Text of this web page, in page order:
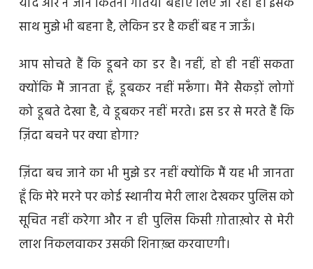
साथ मुझे भी बहना है, लेकिन डर है कहीं बह न जाऊँ।
आप सोचते हैं कि डूबने का डर है। नहीं, हो ही नहीं सकता
क्योंकि मैं जानता हूँ, डूबकर नहीं मरूँगा। मैंने सैकड़ों लोगों
को डूबते देखा है, वे डूबकर नहीं मरते। इस डर से मरते हैं कि
ज़िंदा बचने पर क्या होगा?
ज़िंदा बच जाने का भी मुझे डर नहीं क्योंकि मैं यह भी जानता
हूँ कि मेरे मरने पर कोई स्थानीय मेरी लाश देखकर पुलिस को
सूचित नहीं करेगा और न ही पुलिस किसी ग़ोताख़ोर से मेरी
लाश निकलवाकर उसकी शिनाख़्त करवाएगी।